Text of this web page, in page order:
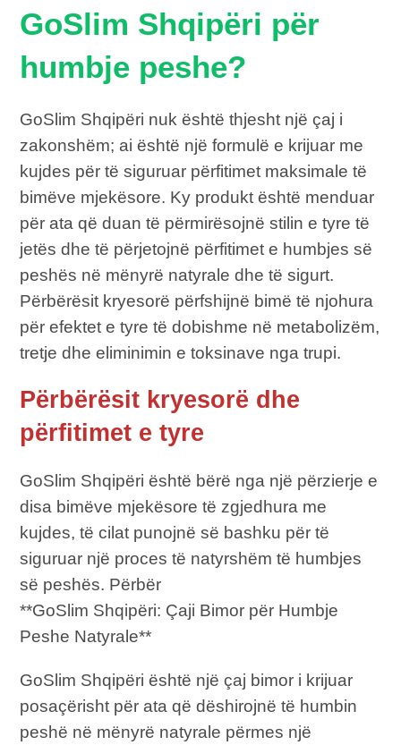
GoSlim Shqipëri për
humbje peshe?
GoSlim Shqipëri nuk është thjesht një çaj i
zakonshëm; ai është një formulë e krijuar me
kujdes për të siguruar përfitimet maksimale të
bimëve mjekësore. Ky produkt është menduar
për ata që duan të përmirësojnë stilin e tyre të
jetës dhe të përjetojnë përfitimet e humbjes së
peshës në mënyrë natyrale dhe të sigurt.
Përbërësit kryesorë përfshijnë bimë të njohura
për efektet e tyre të dobishme në metabolizëm,
tretje dhe eliminimin e toksinave nga trupi.
Përbërësit kryesorë dhe
përfitimet e tyre
GoSlim Shqipëri është bërë nga një përzierje e
disa bimëve mjekësore të zgjedhura me
kujdes, të cilat punojnë së bashku për të
siguruar një proces të natyrshëm të humbjes
së peshës. Përbër
**GoSlim Shqipëri: Çaji Bimor për Humbje
Peshe Natyrale**
GoSlim Shqipëri është një çaj bimor i krijuar
posaçërisht për ata që dëshirojnë të humbin
peshë në mënyrë natyrale përmes një